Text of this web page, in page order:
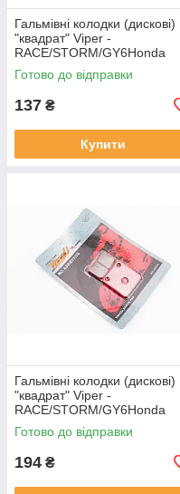
Гальмівні колодки (дискові)
"квадрат" Viper -
RACE/STORM/GY6Honda
DIO50/Tact 50/DAELIM
GZ50/SYM- Orbit 50/KYMCO-
Готово до відправки
137 ₴
Купити
Гальмівні колодки (дискові)
"квадрат" Viper -
RACE/STORM/GY6Honda
DIO50/Tact 50/DAELIM
GZ50/SYM- Orbit 50/KYMCO-
Готово до відправки
194 ₴